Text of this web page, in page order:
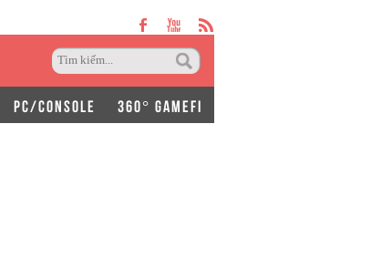
PC/CONSOLE 360° GAMEFI